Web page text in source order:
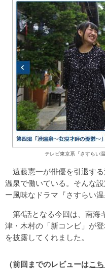
テレビ東京系『さすらい
遠藤憲一が俳優を引退す
温泉で働いている。そんな
ー風味なドラマ『さすらい
第4話となる今回は、南海
津・木村の「新コンビ」が
を披露してくれました。
（前回までのレビューはこ